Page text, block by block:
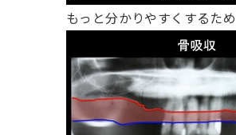
もっと分かりやすくするた